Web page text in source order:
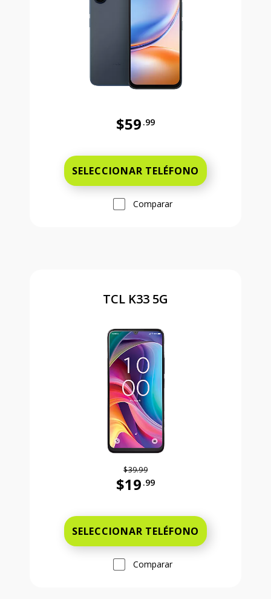
$59 .99
SELECCIONAR TELÉFONO
Comparar
TCL K33 5G
$39.99
$19 .99
SELECCIONAR TELÉFONO
Comparar